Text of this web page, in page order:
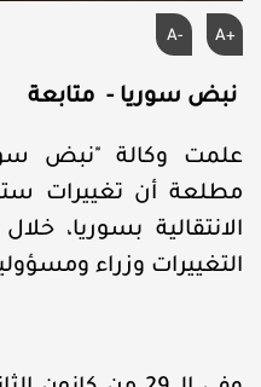
A+
A-
نبض سوريا - متابعة
علمت وكالة "نبض
مطلعة أن تغييرات
الانتقالية بسوريا،
التغييرات وزراء